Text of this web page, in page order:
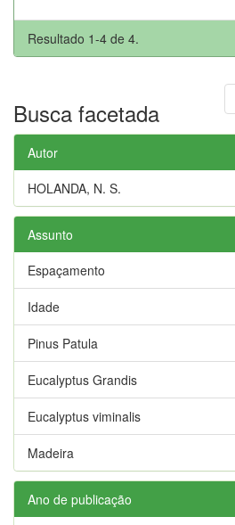
Resultado 1-4 de 4.
Busca facetada
Autor
HOLANDA, N. S.
Assunto
Espaçamento
Idade
Pinus Patula
Eucalyptus Grandis
Eucalyptus viminalis
Madeira
Ano de publicação